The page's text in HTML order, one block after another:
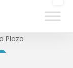
Plazo